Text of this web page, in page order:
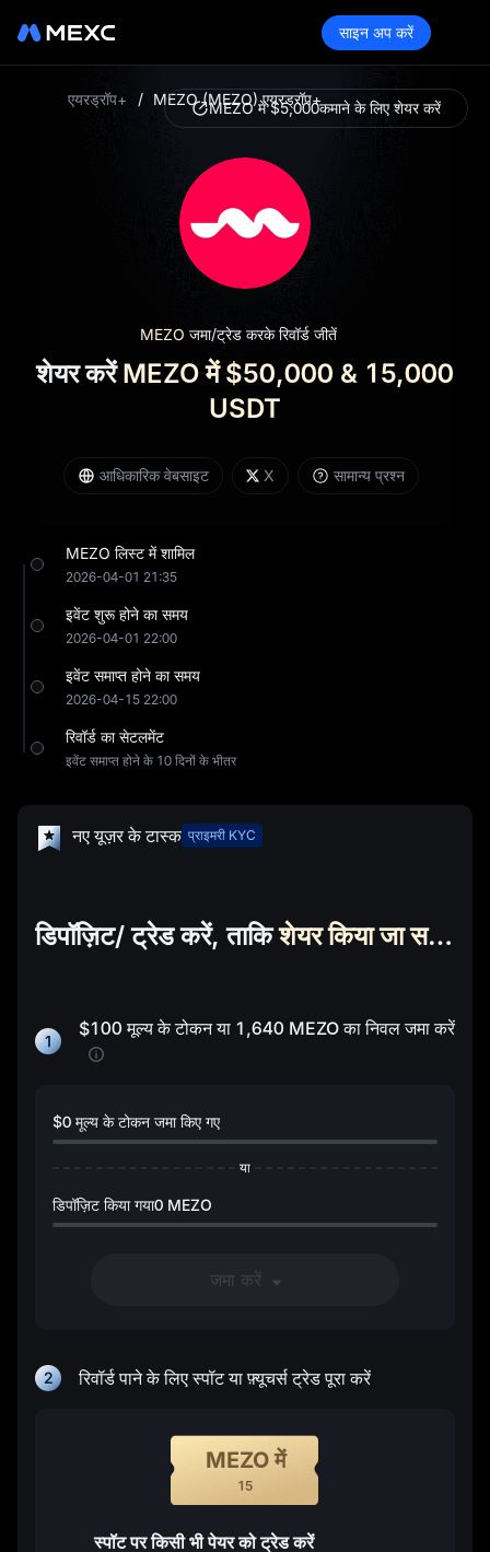
साइन अप करें
MEZO में $5,000कमाने के लिए शेयर करें
एयरड्रॉप+ / MEZO (MEZO) एयरड्रॉप+
MEZO जमा/ट्रेड करके रिवॉर्ड जीतें
शेयर करेंMEZO में $50,000 & 15,000
USDT
आधिकारिक वेबसाइट X सामान्य प्रश्न
MEZO लिस्ट में शामिल
2026-04-01 21:35
इवेंट शुरू होने का समय
2026-04-01 22:00
इवेंट समाप्त होने का समय
2026-04-15 22:00
रिवॉर्ड का सेटलमेंट
इवेंट समाप्त होने के 10 दिनों के भीतर
नए यूज़र के टास्क प्राइमरी KYC
डिपॉज़िट/ ट्रेड करें, ताकिशेयर किया जा सकेMEZO में $36,000
1
$100 मूल्य के टोकन या 1,640 MEZOका निवल जमा करें
$0 मूल्य के टोकन जमा किए गए
या
डिपॉज़िट किया गया0 MEZO
जमा करें
2 रिवॉर्ड पाने के लिए स्पॉट या फ़्यूचर्स ट्रेड पूरा करें
MEZO में
15
स्पॉट पर किसी भी पेयर को ट्रेड करें